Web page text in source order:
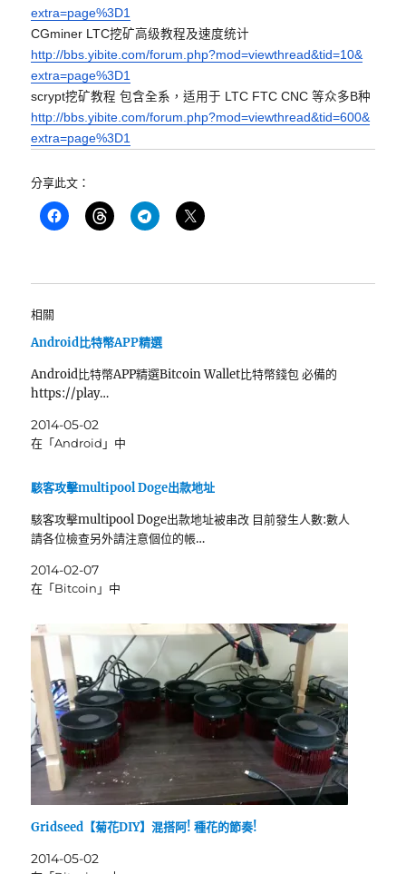
extra=page%3D1
CGminer LTC挖矿高级教程及速度统计
http://bbs.yibite.com/forum. php?mod=viewthread&tid=10&
extra=page%3D1
scrypt挖矿教程 包含全系，适用于 LTC FTC CNC 等众多B种
http://bbs.yibite.com/forum. php?mod=viewthread&tid=600&
extra=page%3D1
分享此文：
相關
Android比特幣APP精選
Android比特幣APP精選Bitcoin Wallet比特幣錢包 必備的
https://play…
2014-05-02
在「Android」中
駭客攻擊multipool Doge出款地址
駭客攻擊multipool Doge出款地址被串改 目前發生人數:數人
請各位檢查另外請注意個位的帳…
2014-02-07
在「Bitcoin」中
Gridseed【菊花DIY】混搭阿! 種花的節奏!
2014-05-02